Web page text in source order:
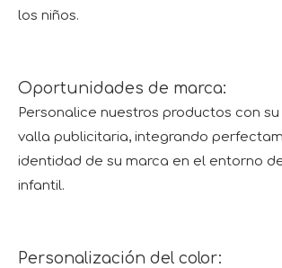
los niños.
Oportunidades de marca:
Personalice nuestros productos con
valla publicitaria, integrando
identidad de su marca en el entorno
infantil.
Personalización del color: